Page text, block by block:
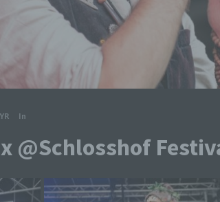
In
@Schlosshof